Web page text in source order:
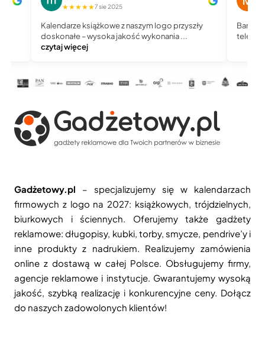
★★★★★7 sie 2025
Kalendarze książkowe z naszym logo przyszły
doskonałe – wysoka jakość wykonania ...
czytaj więcej
Bardzo
Gadżetowy.pl – specjalizujemy się w kalendarzach
firmowych z logo na 2027: książkowych, trójdzielnych,
biurkowych i ściennych. Oferujemy także gadżety
reklamowe: długopisy, kubki, torby, smycze, pendrive’y i
inne produkty z nadrukiem. Realizujemy zamówienia
online z dostawą w całej Polsce. Obsługujemy firmy,
agencje reklamowe i instytucje. Gwarantujemy wysoką
jakość, szybką realizację i konkurencyjne ceny. Dołącz
do naszych zadowolonych klientów!